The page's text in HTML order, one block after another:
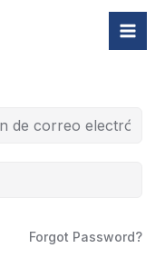
Forgot Password?